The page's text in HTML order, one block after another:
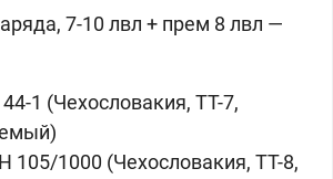
7-10 лвл + прем 8 лвл —
1 (Чехословакия, ТТ-7,
105/1000 (Чехословакия, ТТ-8,